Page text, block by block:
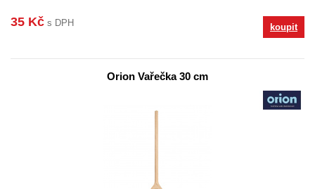
35 Kč s DPH koupit
Orion Vařečka 30 cm